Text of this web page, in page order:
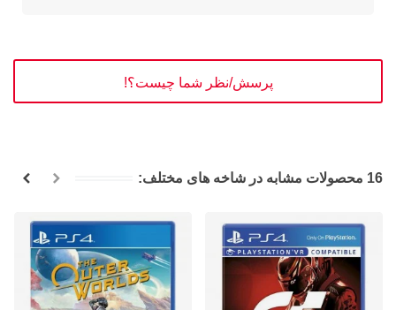
پرسش/نظر شما چیست؟!
16 محصولات مشابه در شاخه های مختلف: